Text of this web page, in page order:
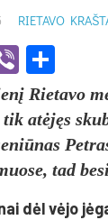
RIETAVO
Viber
Rietavo
tik atėjęs
tad
dėl vėjo